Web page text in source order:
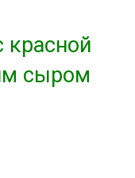
красной
сыром